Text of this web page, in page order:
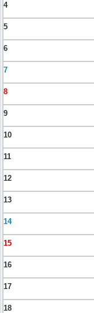
4
5
6
7
8
9
10
11
12
13
14
15
16
17
18